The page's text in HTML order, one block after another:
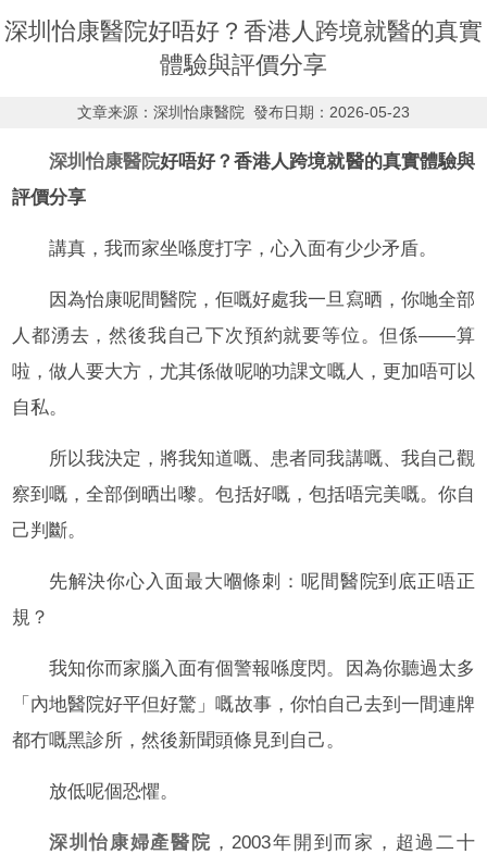
深圳怡康醫院好唔好？香港人跨境就醫的真實
體驗與評價分享
文章来源：深圳怡康醫院 發布日期：2026-05-23
深圳怡康醫院好唔好？香港人跨境就醫的真實體驗與
評價分享
講真，我而家坐喺度打字，心入面有少少矛盾。
因為怡康呢間醫院，佢嘅好處我一旦寫晒，你哋全部
人都湧去，然後我自己下次預約就要等位。但係——算
啦，做人要大方，尤其係做呢啲功課文嘅人，更加唔可以
自私。
所以我決定，將我知道嘅、患者同我講嘅、我自己觀
察到嘅，全部倒晒出嚟。包括好嘅，包括唔完美嘅。你自
己判斷。
先解決你心入面最大嗰條刺：呢間醫院到底正唔正
規？
我知你而家腦入面有個警報喺度閃。因為你聽過太多
「內地醫院好平但好驚」嘅故事，你怕自己去到一間連牌
都冇嘅黑診所，然後新聞頭條見到自己。
放低呢個恐懼。
深圳怡康婦產醫院 ，2003年開到而家，超過二十